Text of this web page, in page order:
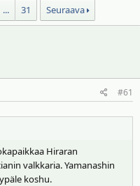
... 31 Seuraava
#61
Hiraran
valkkaria. Yamanashin
koshu.